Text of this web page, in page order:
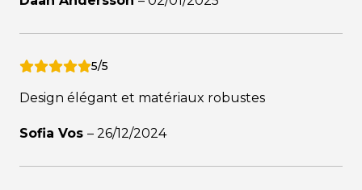
5/5
Design élégant et matériaux robustes
Sofia Vos – 26/12/2024